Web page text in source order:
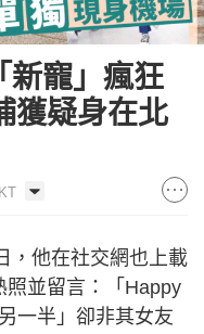
新寵」瘋狂
獲疑身在北
，他在社交網也上載
並留言：「Happy
一半」卻非其女友